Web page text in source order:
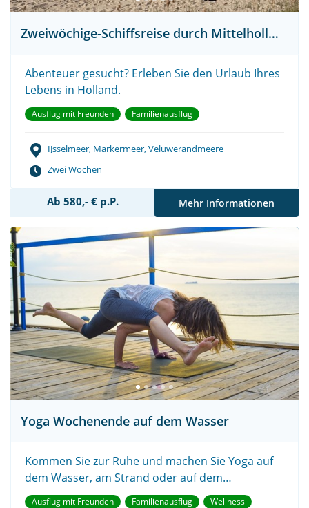
Zweiwöchige-Schiffsreise durch Mittelholland
Abenteuer gesucht? Erleben Sie den Urlaub Ihres
Lebens in Holland.
Ausflug mit Freunden Familienausflug
IJsselmeer, Markermeer, Veluwerandmeere
Zwei Wochen
Ab 580,- € p.P. Mehr Informationen
Yoga Wochenende auf dem Wasser
Kommen Sie zur Ruhe und machen Sie Yoga auf
dem Wasser, am Strand oder auf dem
Wattenmeer
Ausflug mit Freunden Familienausflug Wellness